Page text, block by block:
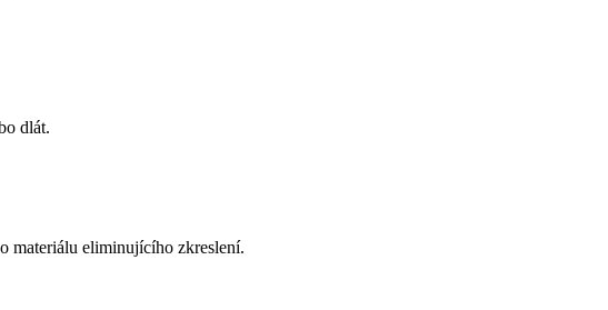
dlát.
materiálu eliminujícího zkreslení.